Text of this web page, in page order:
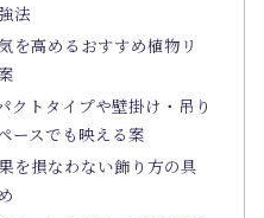
法
を高めるおすすめ植物リ
クトタイプや壁掛け・吊り
ースでも映える案
を損なわない飾り方の具